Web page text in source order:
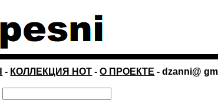
- КОЛЛЕКЦИЯ НОТ -О ПРОЕКТЕ - dzanni@